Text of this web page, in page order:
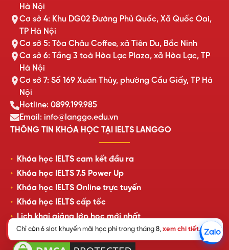
Chỉ còn 6 slot khuyến mãi học phí trong tháng 8, xem chi tiết.
Hà Nội
Cơ sở 4: Khu DG02 Đường Phủ Quốc, Xã Quốc Oai,
TP Hà Nội
Cơ sở 5: Tòa Châu Coffee, xã Tiên Du, Bắc Ninh
Cơ sở 6: Tầng 3 toà Hòa Lạc Plaza, xã Hòa Lạc, TP
Hà Nội
Cơ sở 7: Số 169 Xuân Thủy, phường Cầu Giấy, TP Hà
Nội
Hotline: 0899.199.985
Email: info@langgo.edu.vn
THÔNG TIN KHÓA HỌC TẠI IELTS LANGGO
Khóa học IELTS cam kết đầu ra
Khóa học IELTS 7.5 Power Up
Khóa học IELTS Online trực tuyến
Khóa học IELTS cấp tốc
Lịch khai giảng lớp học mới nhất
Review của học viên LangGo